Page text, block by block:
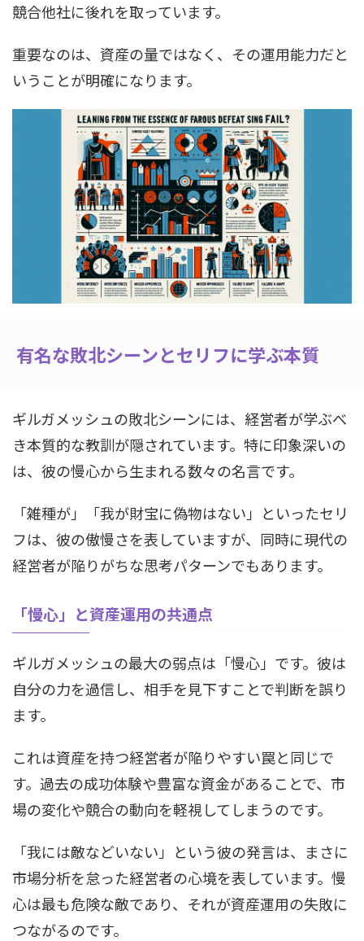
競合他社に後れを取っています。
重要なのは、資産の量ではなく、その運用能力だと
いうことが明確になります。
有名な敗北シーンとセリフに学ぶ本質
ギルガメッシュの敗北シーンには、経営者が学ぶべ
き本質的な教訓が隠されています。特に印象深いの
は、彼の慢心から生まれる数々の名言です。
「雑種が」「我が財宝に偽物はない」といったセリ
フは、彼の傲慢さを表していますが、同時に現代の
経営者が陥りがちな思考パターンでもあります。
「慢心」と資産運用の共通点
ギルガメッシュの最大の弱点は「慢心」です。彼は
自分の力を過信し、相手を見下すことで判断を誤り
ます。
これは資産を持つ経営者が陥りやすい罠と同じで
す。過去の成功体験や豊富な資金があることで、市
場の変化や競合の動向を軽視してしまうのです。
「我には敵などいない」という彼の発言は、まさに
市場分析を怠った経営者の心境を表しています。慢
心は最も危険な敵であり、それが資産運用の失敗に
つながるのです。